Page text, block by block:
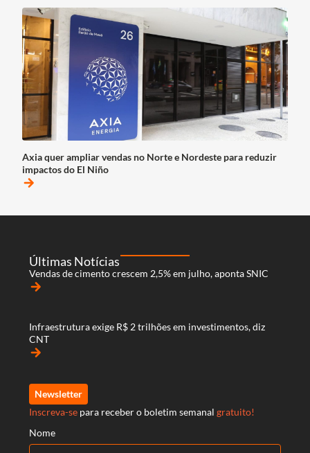
Axia quer ampliar vendas no Norte e Nordeste para reduzir
impactos do El Niño
arrow_forward
Últimas Notícias
Vendas de cimento crescem 2,5% em julho, aponta SNIC
arrow_forward
Infraestrutura exige R$ 2 trilhões em investimentos, diz
CNT
arrow_forward
Newsletter
Inscreva-se para receber o boletim semanal gratuito!
Nome